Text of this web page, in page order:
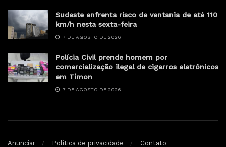
Sudeste enfrenta risco de ventania de até 110
km/h nesta sexta-feira
7 DE AGOSTO DE 2026
Polícia Civil prende homem por
comercialização ilegal de cigarros eletrônicos
em Timon
7 DE AGOSTO DE 2026
Anunciar Política de privacidade Contato